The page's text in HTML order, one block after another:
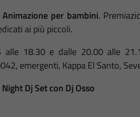
Animazione per bambini.
ai più piccoli.
alle 18.30 e dalle 20.00 alle
emergenti, Kappa El Santo,
Dj Set con Dj Osso